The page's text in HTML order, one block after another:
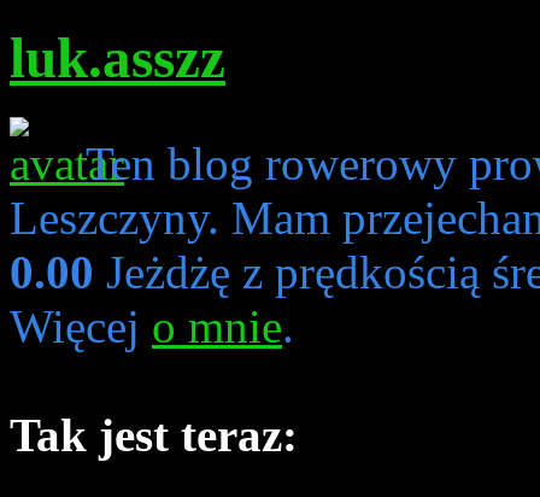
luk.asszz
Ten blog rowerowy
Leszczyny. Mam
0.00 Jeżdżę z prędkością
Więcej o mnie.
Tak jest teraz: